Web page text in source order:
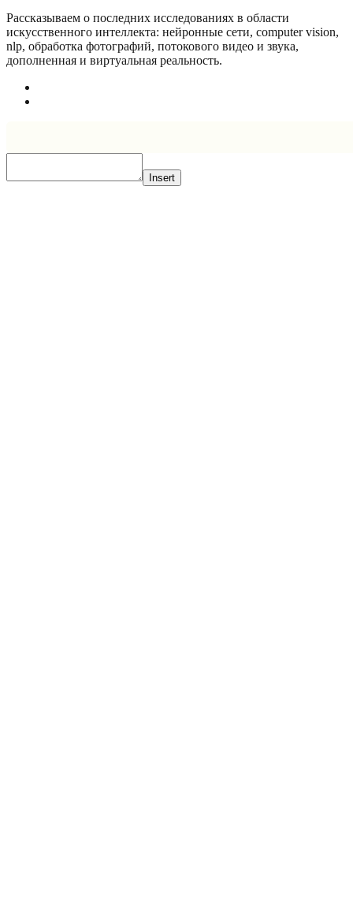
Рассказываем о последних исследованиях в области
искусcтвенного интеллекта: нейронные сети, computer vision,
nlp, обработка фотографий, потокового видео и звука,
дополненная и виртуальная реальность.
Insert